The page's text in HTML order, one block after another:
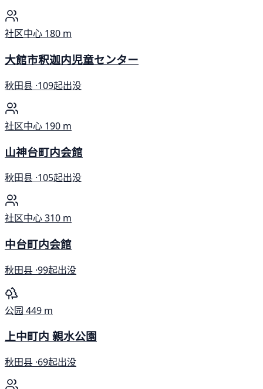
社区中心 180 m
大館市釈迦内児童センター
秋田县 ·109起出没
社区中心 190 m
山神台町内会館
秋田县 ·105起出没
社区中心310 m
中台町内会館
秋田县 ·99起出没
公园 449 m
上中町内 親水公園
秋田县 ·69起出没